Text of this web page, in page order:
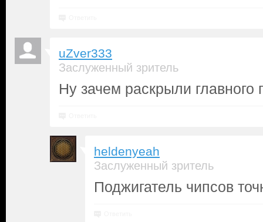
uZver333
Заслуженный зритель
Ну зачем раскрыли главного
heldenyeah
Заслуженный зритель
Поджигатель чипсов